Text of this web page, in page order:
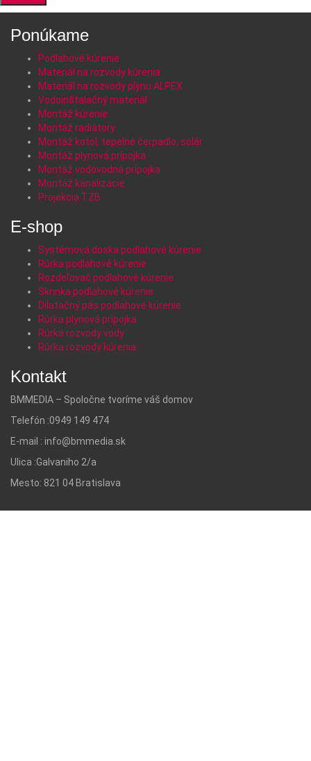
Ponúkame
Podlahové kúrenie
Materiál na rozvody kúrenia
Materiál na rozvody plynu ALPEX
Vodoinštalačný materiál
Montáž kúrenie
Montáž radiátory
Montáž kotol, tepelné čerpadlo, solár
Montáž plynová prípojka
Montáž vodovodná prípojka
Montáž kanalizácie
Projekcia TZB
E-shop
Systémová doska podlahové kúrenie
Rúrka podlahové kúrenie
Rozdeľovač podlahové kúrenie
Skrinka podlahové kúrenie
Dilatačný pás podlahové kúrenie
Rúrka plynová prípojka
Rúrka rozvody vody
Rúrka rozvody kúrenia
Kontakt
BMMEDIA – Spoločne tvoríme váš domov
Telefón :0949 149 474
E-mail : info@bmmedia.sk
Ulica :Galvaniho 2/a
Mesto: 821 04 Bratislava